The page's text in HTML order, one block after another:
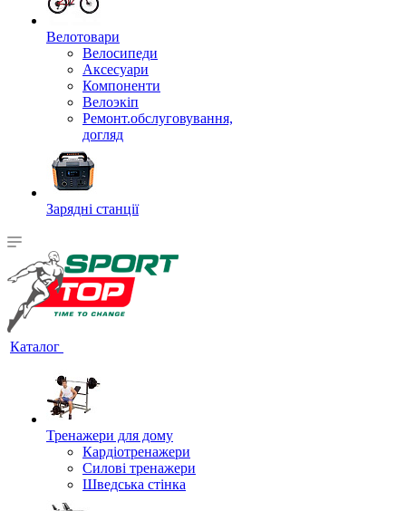
Велотовари
Велосипеди
Аксесуари
Компоненти
Велоэкіп
Ремонт.обслуговування,
догляд
Зарядні станції
Каталог
Тренажери для дому
Кардіотренажери
Силові тренажери
Шведська стінка